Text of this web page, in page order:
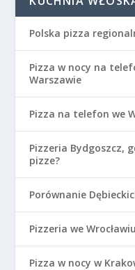
Polska pizza
Pizza w nocy na
Warszawie
Pizza na telefon we
Pizzeria Bydgoszcz,
pizze?
Porównanie
Pizzeria we
Pizza w nocy w